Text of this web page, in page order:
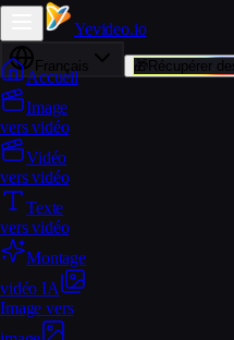
Yevideo.io
Français 🎁Récupérer
Accueil
Image
vers vidéo
Vidéo
vers vidéo
Texte
vers vidéo
Montage
vidéo IA
Image vers